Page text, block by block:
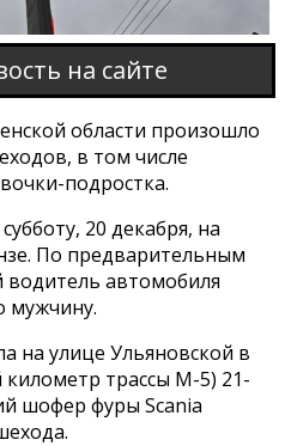
на сайте
области произошло
в том числе
подростка.
20 декабря, на
По предварительным
водитель автомобиля
мужчину.
на улице Ульяновской в
трассы М-5) 21-
шофер фуры Scania